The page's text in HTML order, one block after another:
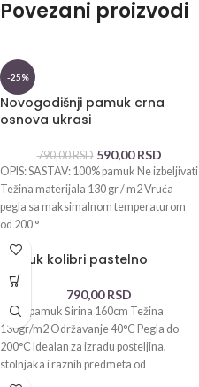
Povezani proizvodi
-25%
Novogodišnji pamuk crna
osnova ukrasi
790,00RSD 590,00RSD
OPIS: SASTAV: 100% pamuk Ne izbeljivati
Težina materijala 130 gr / m2 Vruća
pegla sa maksimalnom temperaturom
od 200 °
Pamuk kolibri pastelno
790,00RSD
100% pamuk Širina 160cm Težina
130gr/m2 Održavanje 40°C Pegla do
200°C Idealan za izradu posteljina,
stolnjaka i raznih predmeta od